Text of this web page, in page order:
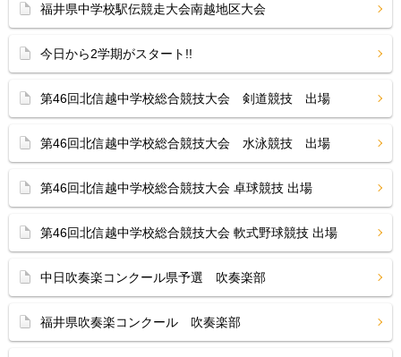
福井県中学校駅伝競走大会南越地区大会
今日から2学期がスタート!!
第46回北信越中学校総合競技大会 剣道競技 出場
第46回北信越中学校総合競技大会 水泳競技 出場
第46回北信越中学校総合競技大会 卓球競技 出場
第46回北信越中学校総合競技大会 軟式野球競技 出場
中日吹奏楽コンクール県予選 吹奏楽部
福井県吹奏楽コンクール 吹奏楽部